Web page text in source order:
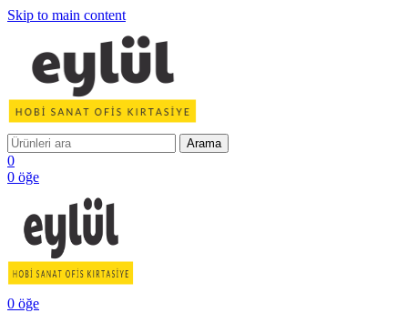
Skip to main content
Arama
0
0 öğe
0 öğe